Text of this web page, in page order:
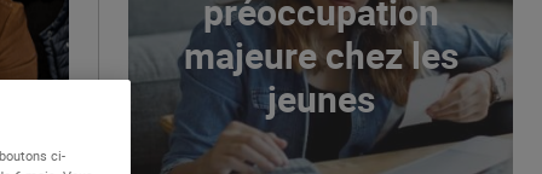
préoccupation
majeure chez les
jeunes
ci-